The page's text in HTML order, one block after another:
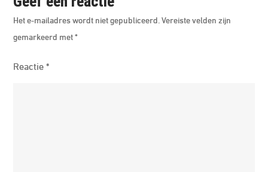
Het e-mailadres wordt niet gepubliceerd. Vereiste velden zijn
gemarkeerd met*
Reactie*